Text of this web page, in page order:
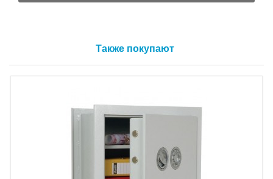
Также покупают